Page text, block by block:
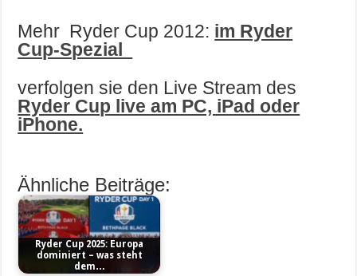
Mehr Ryder Cup 2012: im Ryder
Cup-Spezial
verfolgen sie den Live Stream des
Ryder Cup live am PC, iPad oder
iPhone.
Ähnliche Beiträge:
Ryder Cup 2025: Europa
dominiert – was steht
dem…